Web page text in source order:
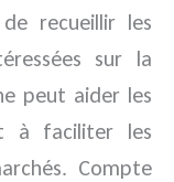
recueillir les
sur la
peut aider les
à faciliter les
Compte